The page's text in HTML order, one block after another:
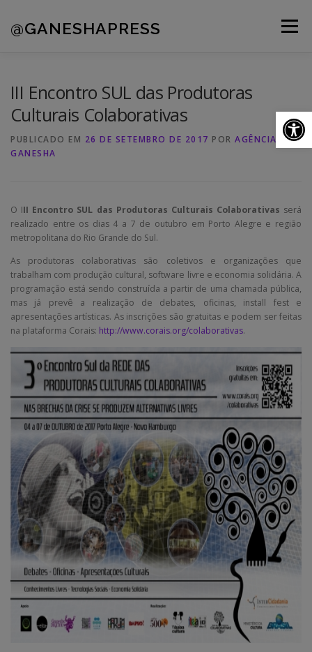
@GANESHAPRESS Menu
III Encontro SUL das Produtoras
Culturais Colaborativas
PUBLICADO EM 26 DE SETEMBRO DE 2017 POR AGÊNCIA
GANESHA
O III Encontro SUL das Produtoras Culturais Colaborativas será
realizado entre os dias 4 a 7 de outubro em Porto Alegre e região
metropolitana do Rio Grande do Sul.
As produtoras colaborativas são coletivos e organizações que
trabalham com produção cultural, software livre e economia solidária. A
programação está sendo construída a partir de uma chamada pública,
mas já prevê a realização de debates, oficinas, install fest e
apresentações artísticas. As inscrições são gratuitas e podem ser feitas
na plataforma Corais: http://www.corais.org/colaborativas.